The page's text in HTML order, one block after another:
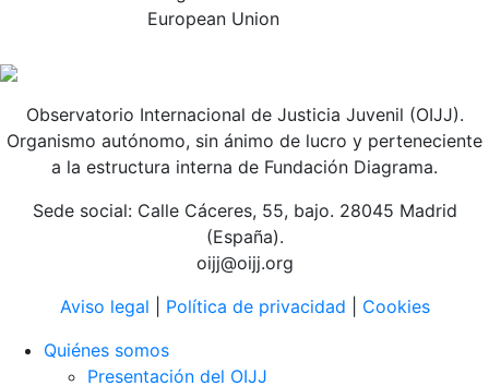
Observatorio Internacional de Justicia Juvenil (OIJJ).
Organismo autónomo, sin ánimo de lucro y perteneciente
a la estructura interna de Fundación Diagrama.
Sede social: Calle Cáceres, 55, bajo. 28045 Madrid
(España).
oijj@oijj.org
Aviso legal
Política de privacidad
Cookies
Quiénes somos
Presentación del OIJJ